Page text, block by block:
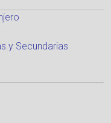
y Secundarias